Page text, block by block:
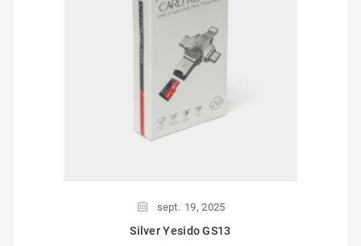
sept. 19, 2025
Silver Yesido GS13